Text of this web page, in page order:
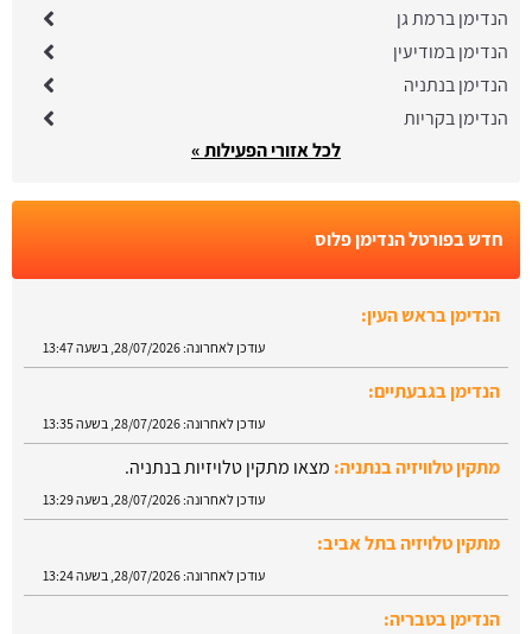
הנדימן ברמת גן
הנדימן במודיעין
הנדימן בנתניה
הנדימן בקריות
לכל אזורי הפעילות »
חדש בפורטל הנדימן פלוס
הנדימן בראש העין:
עודכן לאחרונה: 28/07/2026, בשעה 13:47
הנדימן בגבעתיים:
עודכן לאחרונה: 28/07/2026, בשעה 13:35
מתקין טלוויזיה בנתניה: מצאו מתקין טלויזיות בנתניה.
עודכן לאחרונה: 28/07/2026, בשעה 13:29
מתקין טלויזיה בתל אביב:
עודכן לאחרונה: 28/07/2026, בשעה 13:24
הנדימן בטבריה: